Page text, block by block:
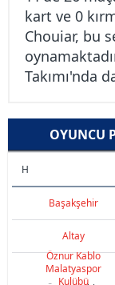
kart ve 0
Chouiar, bu
Takımı'nda
OYUNCU
H
Başakşehir
Altay
Öznur Kablo
Malatyaspor
Kulübü